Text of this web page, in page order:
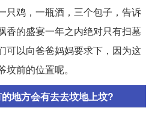
只鸡，一瓶酒，三个包子，告诉
香的盛宴一年之内绝对只有扫墓
可以向爸爸妈妈要求下，因为这
前的位置呢。
地方会有去去坟地上坟?